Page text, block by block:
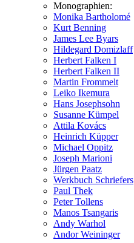
Monographien:
Monika Bartholomé
Kurt Benning
James Lee Byars
Hildegard Domizlaff
Herbert Falken I
Herbert Falken II
Martin Frommelt
Leiko Ikemura
Hans Josephsohn
Susanne Kümpel
Attila Kovács
Heinrich Küpper
Michael Oppitz
Joseph Marioni
Jürgen Paatz
Werkbuch Schriefers
Paul Thek
Peter Tollens
Manos Tsangaris
Andy Warhol
Andor Weininger